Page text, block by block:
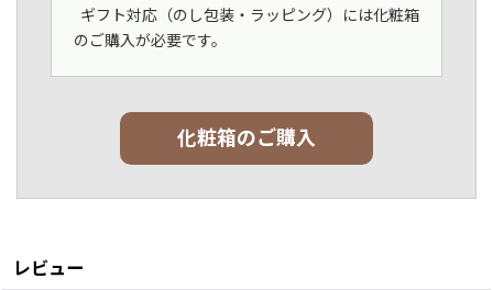
ギフト対応（のし包装・ラッピング）には化粧箱
のご購入が必要です。
化粧箱のご購入
レビュー